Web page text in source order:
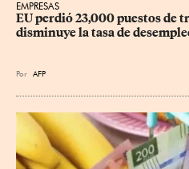
EMPRESAS
EU perdió 23,000 puestos de
disminuye la tasa de
Por AFP